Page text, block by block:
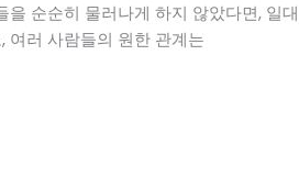
순순히 물러나게 하지 않았다면, 일대
여러 사람들의 원한 관계는